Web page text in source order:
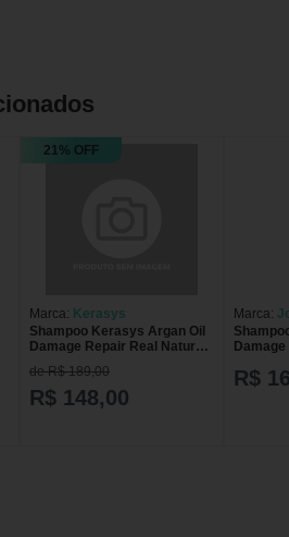
21% OFF
Marca: Kerasys
Shampoo Kerasys Argan Oil
Damage Repair Real Nature
1000ml
de R$ 189,00
R$ 148,00
Marca:
R$